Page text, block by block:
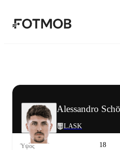
Alessandro
LASK
Ύψος 18